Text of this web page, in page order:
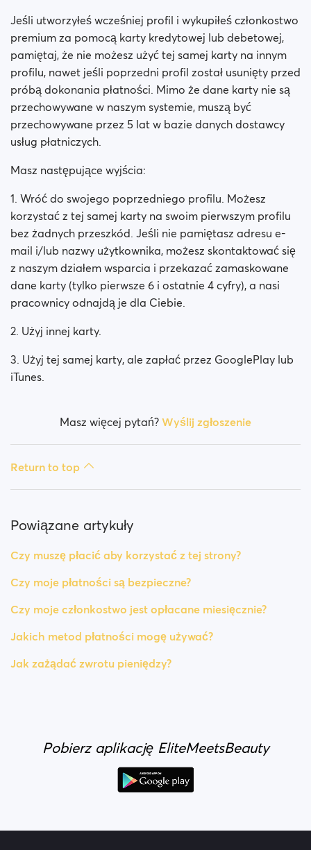
Jeśli utworzyłeś wcześniej profil i wykupiłeś członkostwo
premium za pomocą karty kredytowej lub debetowej,
pamiętaj, że nie możesz użyć tej samej karty na innym
profilu, nawet jeśli poprzedni profil został usunięty przed
próbą dokonania płatności. Mimo że dane karty nie są
przechowywane w naszym systemie, muszą być
przechowywane przez 5 lat w bazie danych dostawcy
usług płatniczych.
Masz następujące wyjścia:
1. Wróć do swojego poprzedniego profilu. Możesz
korzystać z tej samej karty na swoim pierwszym profilu
bez żadnych przeszkód. Jeśli nie pamiętasz adresu e-
mail i/lub nazwy użytkownika, możesz skontaktować się
z naszym działem wsparcia i przekazać zamaskowane
dane karty (tylko pierwsze 6 i ostatnie 4 cyfry), a nasi
pracownicy odnajdą je dla Ciebie.
2. Użyj innej karty.
3. Użyj tej samej karty, ale zapłać przez GooglePlay lub
iTunes.
Masz więcej pytań? Wyślij zgłoszenie
Return to top
Powiązane artykuły
Czy muszę płacić aby korzystać z tej strony?
Czy moje płatności są bezpieczne?
Czy moje członkostwo jest opłacane miesięcznie?
Jakich metod płatności mogę używać?
Jak zażądać zwrotu pieniędzy?
Pobierz aplikację EliteMeetsBeauty